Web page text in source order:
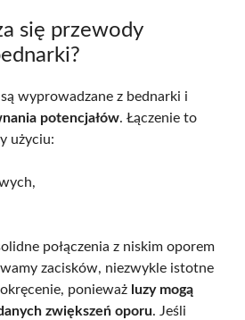
się przewody
wyprowadzane z bednarki i
potencjałów. Łączenie to
użyciu:
połączenia z niskim oporem
zacisków, niezwykle istotne
ponieważ luzy mogą
zwiększeń oporu. Jeśli